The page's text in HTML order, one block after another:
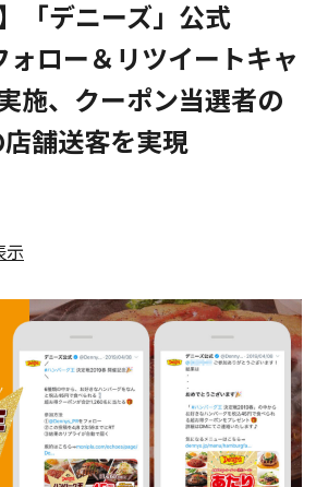
「デニーズ」公式
ロー＆リツイートキャ
施、クーポン当選者の
舗送客を実現
示